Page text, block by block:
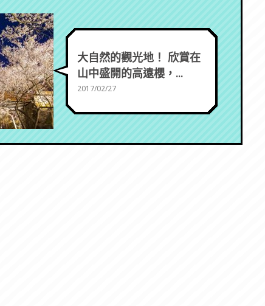
大自然的觀光地！ 欣賞在
山中盛開的高遠櫻，...
2017/02/27